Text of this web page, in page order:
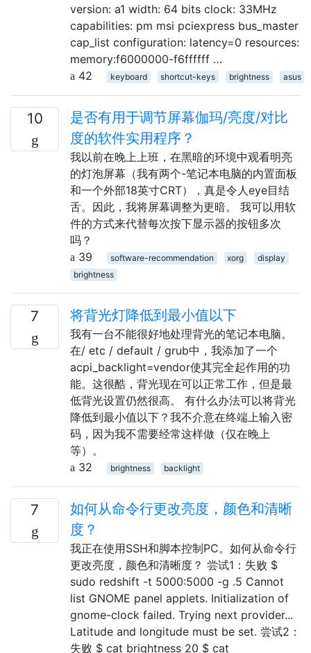
version: a1 width: 64 bits clock: 33MHz
capabilities: pm msi pciexpress bus_master
cap_list configuration: latency=0 resources:
memory:f6000000-f6ffffff …
42
keyboard shortcut-keys brightness asus
10
是否有用于调节屏幕伽玛/亮度/对比
度的软件实用程序？
我以前在晚上上班，在黑暗的环境中观看明亮
的灯泡屏幕（我有两个-笔记本电脑的内置面板
和一个外部18英寸CRT），真是令人eye目结
舌。因此，我将屏幕调整为更暗。 我可以用软
件的方式来代替每次按下显示器的按钮多次
吗？
39
software-recommendation xorg
display
brightness
7 将背光灯降低到最小值以下
我有一台不能很好地处理背光的笔记本电脑。
在/ etc / default / grub中，我添加了一个
acpi_backlight=vendor使其完全起作用的功
能。这很酷，背光现在可以正常工作，但是最
低背光设置仍然很高。 有什么办法可以将背光
降低到最小值以下？我不介意在终端上输入密
码，因为我不需要经常这样做（仅在晚上
等）。
32
brightness backlight
7
如何从命令行更改亮度，颜色和清晰
度？
我正在使用SSH和脚本控制PC。如何从命令行
更改亮度，颜色和清晰度？ 尝试1：失败 $
sudo redshift -t 5000:5000 -g .5 Cannot
list GNOME panel applets. Initialization of
gnome-clock failed. Trying next provider...
Latitude and longitude must be set. 尝试2：
失败 $ cat brightness 20 $ cat